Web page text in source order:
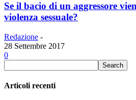
Se il bacio di un aggressore
violenza sessuale?
Redazione -
28 Settembre 2017
0
Articoli recenti